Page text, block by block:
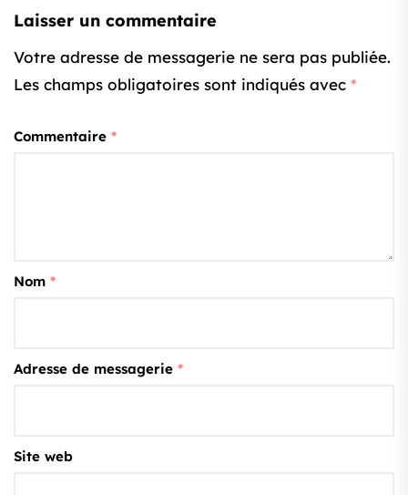
Laisser un commentaire
Votre adresse de messagerie ne sera pas publiée.
Les champs obligatoires sont indiqués avec *
Commentaire *
Nom *
Adresse de messagerie *
Site web